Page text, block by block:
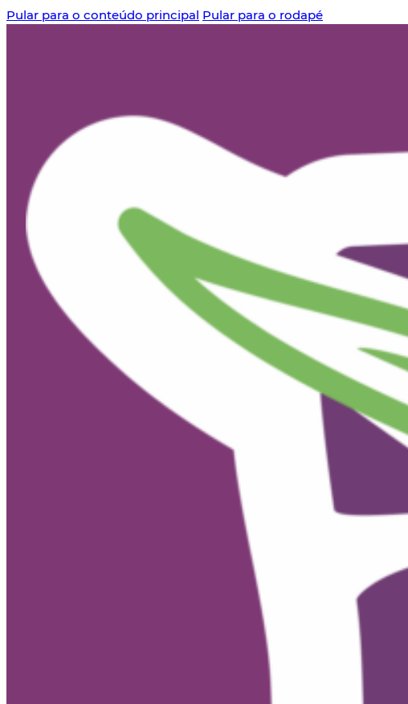
Pular para o conteúdo principal Pular para o rodapé